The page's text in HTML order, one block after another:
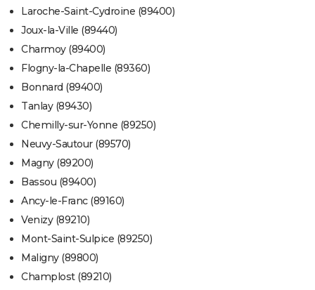
Laroche-Saint-Cydroine (89400)
Joux-la-Ville (89440)
Charmoy (89400)
Flogny-la-Chapelle (89360)
Bonnard (89400)
Tanlay (89430)
Chemilly-sur-Yonne (89250)
Neuvy-Sautour (89570)
Magny (89200)
Bassou (89400)
Ancy-le-Franc (89160)
Venizy (89210)
Mont-Saint-Sulpice (89250)
Maligny (89800)
Champlost (89210)